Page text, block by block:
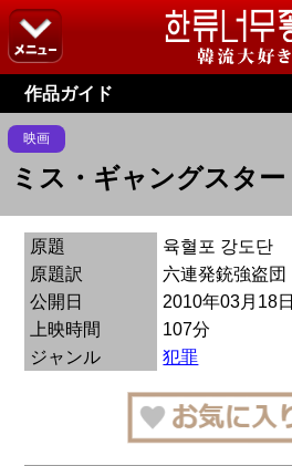
作品ガイド
映画
ミス・ギャングスター
原題
육혈포 강도단
原題訳
六連発銃強盗団
公開日
2010年03月18日
上映時間
107分
ジャンル
犯罪